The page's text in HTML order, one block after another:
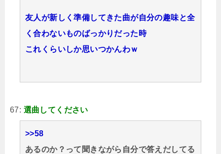
友人が新しく準備してきた曲が自分の趣味と全
く合わないものばっかりだった時
これくらいしか思いつかんわｗ
67: 選曲してください
>>58
あるのか？って聞きながら自分で答えだしてる